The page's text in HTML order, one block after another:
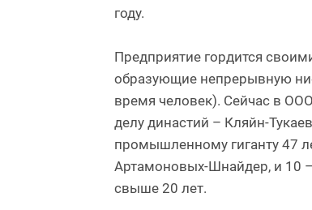
году.
Предприятие гордится
образующие непрерывную
время человек). Сейчас в
делу династий – Кляйн-
промышленному гиганту 47
Артамоновых-Шнайдер, и 10
свыше 20 лет.